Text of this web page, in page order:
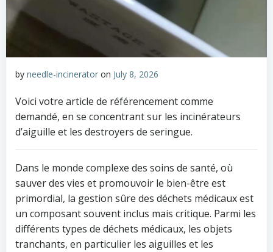
by needle-incinerator on July 8, 2026
Voici votre article de référencement comme
demandé, en se concentrant sur les incinérateurs
d’aiguille et les destroyers de seringue.
Dans le monde complexe des soins de santé, où
sauver des vies et promouvoir le bien-être est
primordial, la gestion sûre des déchets médicaux est
un composant souvent inclus mais critique. Parmi les
différents types de déchets médicaux, les objets
tranchants, en particulier les aiguilles et les